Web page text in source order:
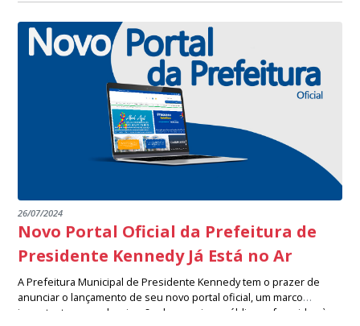
26/07/2024
Novo Portal Oficial da Prefeitura de
Presidente Kennedy Já Está no Ar
A Prefeitura Municipal de Presidente Kennedy tem o prazer de
anunciar o lançamento de seu novo portal oficial, um marco
importante na modernização dos serviços públicos oferecidos à